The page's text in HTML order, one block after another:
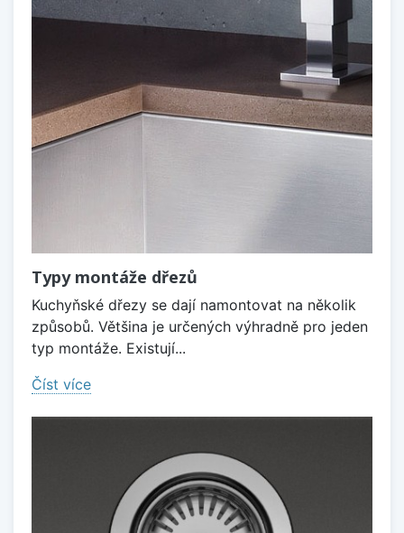
Typy montáže dřezů
Kuchyňské dřezy se dají namontovat na několik
způsobů. Většina je určených výhradně pro jeden
typ montáže. Existují...
Číst více